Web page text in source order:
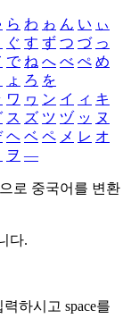
ら わ ゎ ん い ぃ
ぐ す ず つ づ っ
で ね へ べ ぺ め
ょ ろ を
ワ ヮ ン イ ィ キ
ス ズ ツ ヅ ッ ヌ
ヘ ベ ペ メ レ オ
ヲ ―
로 중국어를 변환
다.
력하시고 space를